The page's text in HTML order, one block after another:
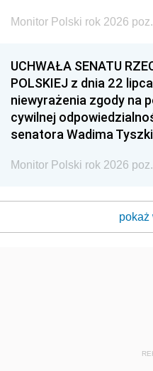
Monitor Polski rok 2026
UCHWAŁA SENATU
POLSKIEJ z dnia 22
niewyrażenia zgody na
cywilnej
senatora Wadima
Monitor Polski rok 2026
pokaż